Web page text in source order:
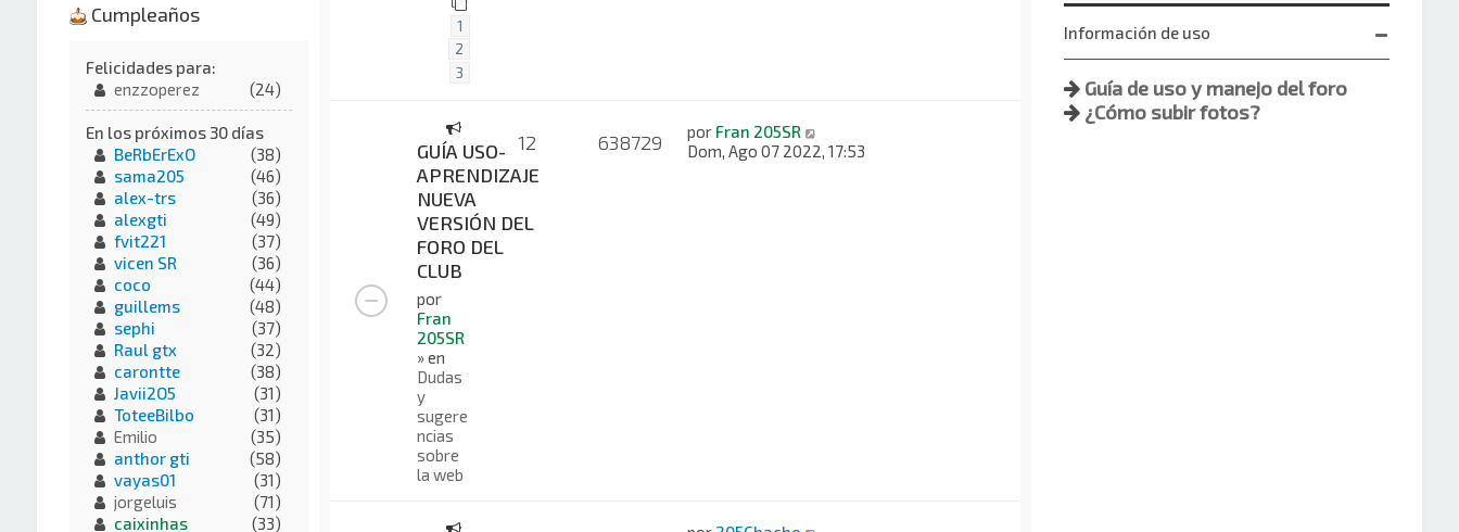
1
2
3
GUÍA USO-
APRENDIZAJE
NUEVA
VERSIÓN DEL
FORO DEL
CLUB
por
Fran
205SR
» en
Dudas
y
sugere
ncias
sobre
la web
12 638729 por Fran 205SR
Dom, Ago 07 2022, 17:53
Información de uso
Guía de uso y manejo del foro
¿Cómo subir fotos?
Cumpleaños
Felicidades para:
enzzoperez
(24)
En los próximos 30 días
BeRbErExO
(38)
sama205
(46)
alex-trs
(36)
alexgti
(49)
fvit221
(37)
vicen SR
(36)
coco
(44)
guillems
(48)
sephi
(37)
Raul gtx
(32)
carontte
(38)
Javii2O5
(31)
ToteeBilbo
(31)
Emilio
(35)
anthor gti
(58)
vayas01
(31)
jorgeluis
(71)
caixinhas
(33)